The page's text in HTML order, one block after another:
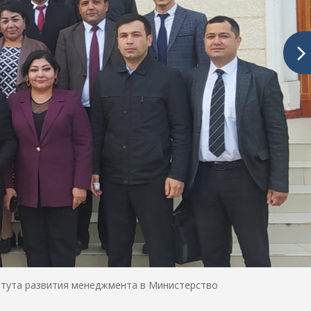
развития менеджмента в Министерство